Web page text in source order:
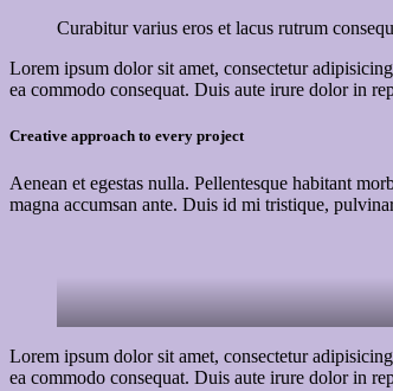
Curabitur varius eros et lacus rutrum
Lorem ipsum dolor sit amet, consectetur
ea commodo consequat. Duis aute irure dolor in
Creative approach to every project
Aenean et egestas nulla. Pellentesque habitant
magna accumsan ante. Duis id mi tristique,
Lorem ipsum dolor sit amet, consectetur
ea commodo consequat. Duis aute irure dolor in